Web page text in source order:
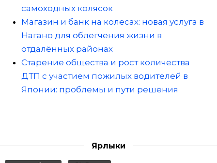
самоходных колясок
Магазин и банк на колесах: новая услуга в
Нагано для облегчения жизни в
отдалённых районах
Старение общества и рост количества
ДТП с участием пожилых водителей в
Японии: проблемы и пути решения
Ярлыки